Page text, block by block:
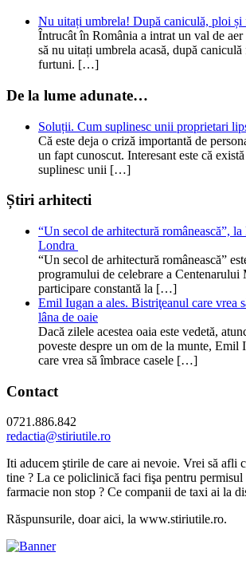
Nu uitați umbrela! După caniculă, ploi și
Întrucât în România a intrat un val de
să nu uitați umbrela acasă, după
furtuni. […]
De la lume adunate…
Soluții. Cum suplinesc unii proprietari
Că este deja o criză importantă de
un fapt cunoscut. Interesant este că
suplinesc unii […]
Știri arhitecti
“Un secol de arhitectură românească”,
Londra
“Un secol de arhitectură românească”
programului de celebrare a
participare constantă la […]
Emil Iugan a ales. Bistriţeanul care vrea
lâna de oaie
Dacă zilele acestea oaia este vedetă,
poveste despre un om de la munte,
care vrea să îmbrace casele […]
Contact
0721.886.842
redactia@stiriutile.ro
Iti aducem ştirile de care ai nevoie. Vrei să afli
tine ? La ce policlinică faci fişa pentru permisul
farmacie non stop ? Ce companii de taxi ai la
Răspunsurile, doar aici, la www.stiriutile.ro.